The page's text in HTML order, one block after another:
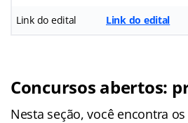
Link do edital Link do edital
Concursos abertos:
Nesta seção, você encontra